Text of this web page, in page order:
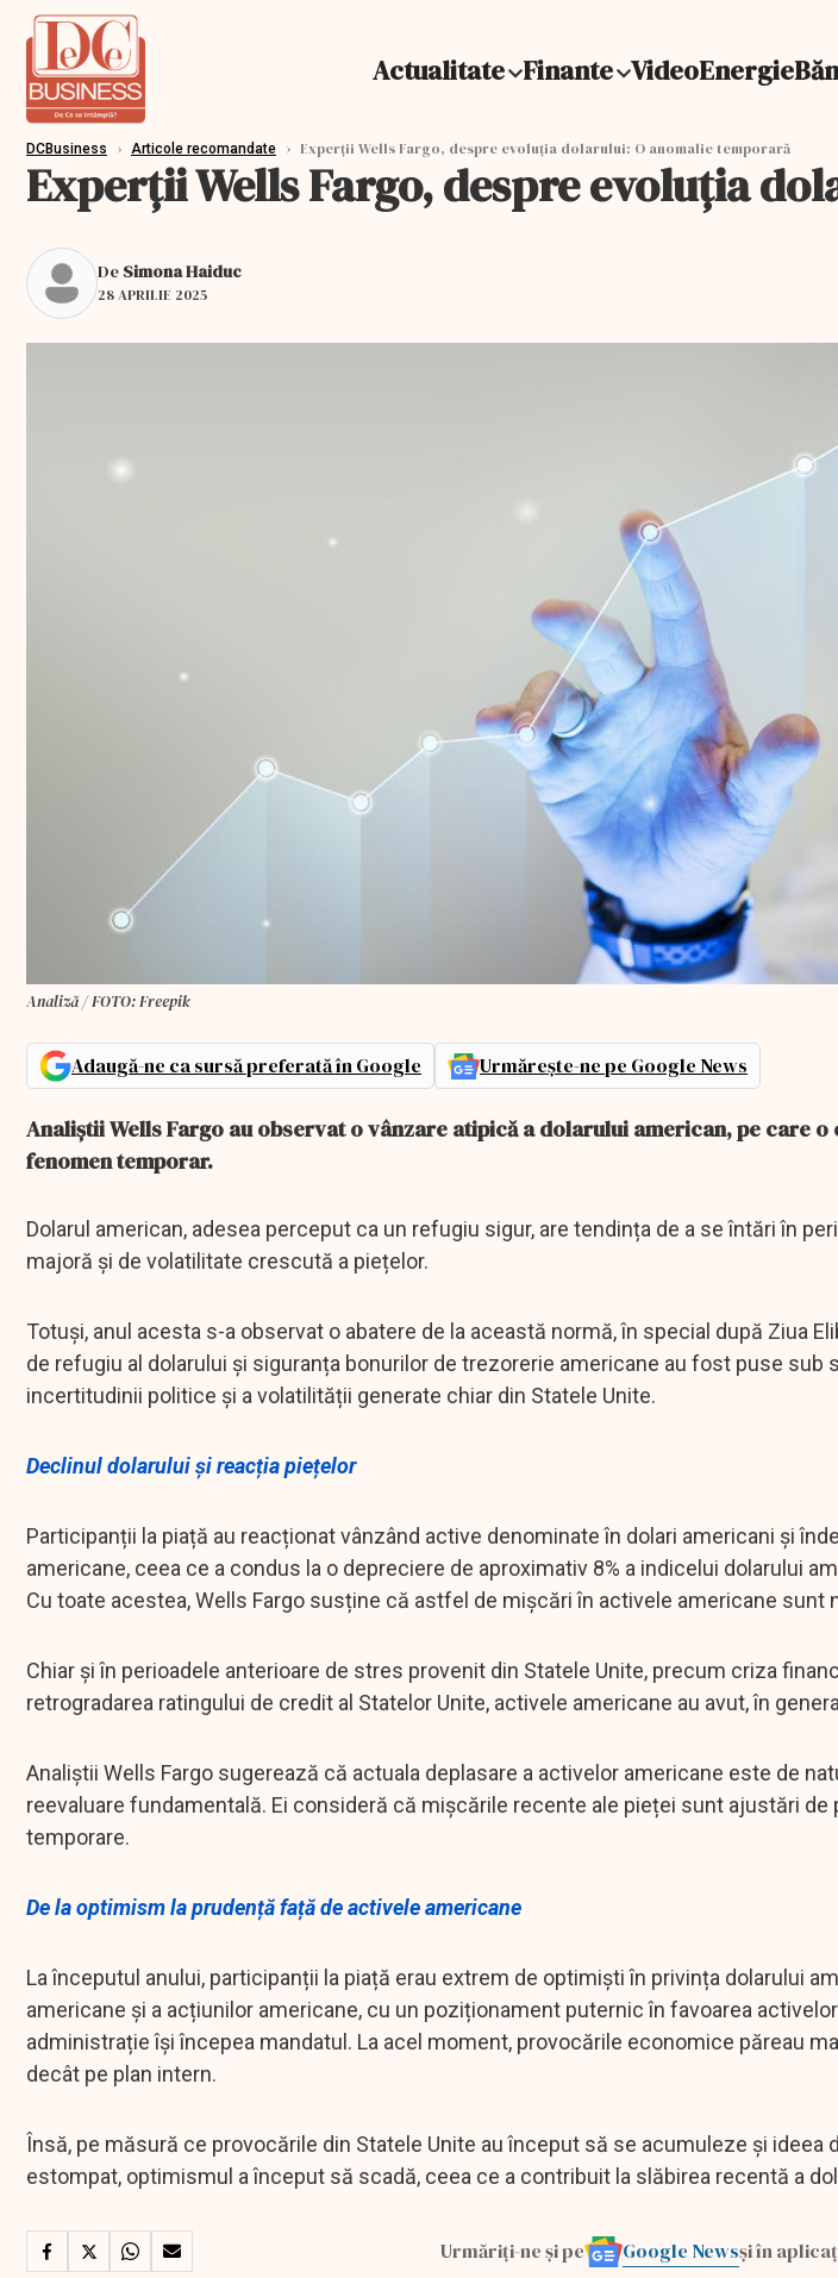
Actualitate Finante VideoEnergie
DCBusiness › Articole recomandate › Experții Wells Fargo, despre evoluția dolarului: O anomalie temporară
Experții Wells Fargo, despre evoluția
De Simona Haiduc
28 APRILIE 2025
Analiză / FOTO: Freepik
Adaugă-ne ca sursă preferată în Google Urmărește-ne pe Google News
Analiștii Wells Fargo au observat o vânzare atipică a dolarului american, pe care
fenomen temporar.
Dolarul american, adesea perceput ca un refugiu sigur, are tendința de a se întări în
majoră și de volatilitate crescută a piețelor.
Totuși, anul acesta s-a observat o abatere de la această normă, în special după Ziua
de refugiu al dolarului și siguranța bonurilor de trezorerie americane au fost puse sub
incertitudinii politice și a volatilității generate chiar din Statele Unite.
Declinul dolarului și reacția piețelor
Participanții la piață au reacționat vânzând active denominate în dolari americani și
americane, ceea ce a condus la o depreciere de aproximativ 8% a indicelui dolarului
Cu toate acestea, Wells Fargo susține că astfel de mișcări în activele americane sunt
Chiar și în perioadele anterioare de stres provenit din Statele Unite, precum criza
retrogradarea ratingului de credit al Statelor Unite, activele americane au avut, în
Analiștii Wells Fargo sugerează că actuala deplasare a activelor americane este de
reevaluare fundamentală. Ei consideră că mișcările recente ale pieței sunt ajustări de
temporare.
De la optimism la prudență față de activele americane
La începutul anului, participanții la piață erau extrem de optimiști în privința dolarului
americane și a acțiunilor americane, cu un poziționament puternic în favoarea
administrație își începea mandatul. La acel moment, provocările economice păreau
decât pe plan intern.
Însă, pe măsură ce provocările din Statele Unite au început să se acumuleze și ideea
estompat, optimismul a început să scadă, ceea ce a contribuit la slăbirea recentă a
Urmăriți-ne și pe Google Newsși în